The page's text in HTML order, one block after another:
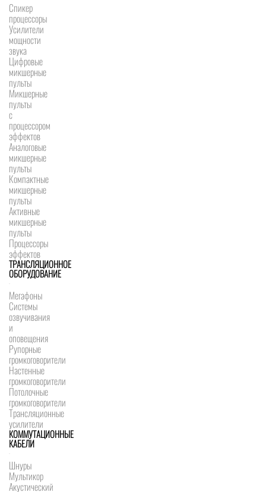
Спикер
процессоры
Усилители
мощности
звука
Цифровые
микшерные
пульты
Микшерные
пульты
с
процессором
эффектов
Аналоговые
микшерные
пульты
Компактные
микшерные
пульты
Активные
микшерные
пульты
Процессоры
эффектов
ТРАНСЛЯЦИОННОЕ
ОБОРУДОВАНИЕ
Мегафоны
Системы
озвучивания
и
оповещения
Рупорные
громкоговорители
Настенные
громкоговорители
Потолочные
громкоговорители
Трансляционные
усилители
КОММУТАЦИОННЫЕ
КАБЕЛИ
Шнуры
Мультикор
Акустический